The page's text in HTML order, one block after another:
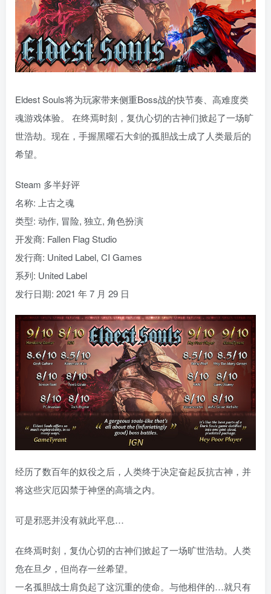
Eldest Souls将为玩家带来侧重Boss战的快节奏、高难度类
魂游戏体验。 在终焉时刻，复仇心切的古神们掀起了一场旷
世浩劫。现在，手握黑曜石大剑的孤胆战士成了人类最后的
希望。
Steam 多半好评
名称: 上古之魂
类型: 动作, 冒险, 独立, 角色扮演
开发商: Fallen Flag Studio
发行商: United Label, CI Games
系列: United Label
发行日期: 2021 年 7 月 29 日
经历了数百年的奴役之后，人类终于决定奋起反抗古神，并
将这些灾厄囚禁于神堡的高墙之内。
可是邪恶并没有就此平息…
在终焉时刻，复仇心切的古神们掀起了一场旷世浩劫。人类
危在旦夕，但尚存一丝希望。
一名孤胆战士肩负起了这沉重的使命。与他相伴的…就只有